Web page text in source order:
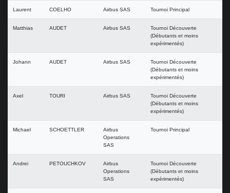
Laurent COELHO Airbus SAS Tournoi Principal
Matthias AUDET Airbus SAS
Tournoi Découverte
(Débutants et moins
expérimentés)
Johann AUDET Airbus SAS
Tournoi Découverte
(Débutants et moins
expérimentés)
Axel TOURI Airbus SAS
Tournoi Découverte
(Débutants et moins
expérimentés)
Michael SCHOETTLER
Airbus
Operations
SAS
Tournoi Principal
Andrei PETOUCHKOV
Airbus
Operations
SAS
Tournoi Découverte
(Débutants et moins
expérimentés)